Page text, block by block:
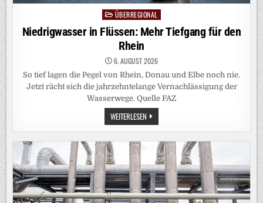
Posted
in
ÜBERREGIONAL
Niedrigwasser in Flüssen: Mehr Tiefgang für den
Rhein
6. AUGUST 2026
So tief lagen die Pegel von Rhein, Donau und Elbe noch nie.
Jetzt rächt sich die jahrzehntelange Vernachlässigung der
Wasserwege. Quelle FAZ
WEITERLESEN NIEDRIGWASSER
IN
FLÜSSEN:
MEHR
TIEFGANG
FÜR
DEN
RHEIN